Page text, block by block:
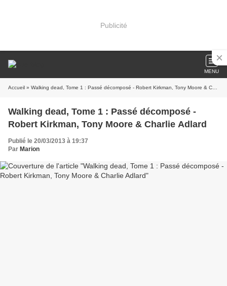
Publicité
MENU
Accueil » Walking dead, Tome 1 : Passé décomposé - Robert Kirkman, Tony Moore & Charlie Adlard
Walking dead, Tome 1 : Passé décomposé -
Robert Kirkman, Tony Moore & Charlie Adlard
Publié le 20/03/2013 à 19:37
Par Marion